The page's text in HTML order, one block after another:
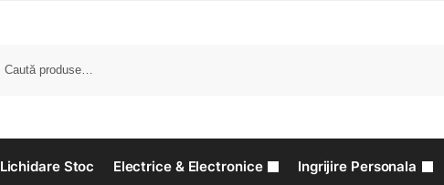
Lichidare Stoc Electrice & Electronice Ingrijire Personala